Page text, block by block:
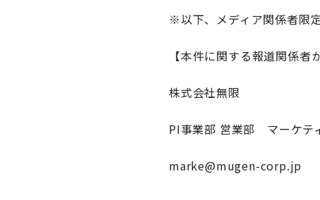
※以下、メディア関係者限
【本件に関する報道関係者
株式会社無限
PI事業部 営業部 マーケテ
marke@mugen-corp.jp